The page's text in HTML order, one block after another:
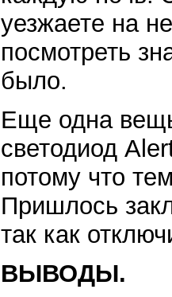
уезжаете на
посмотреть
было.
Еще одна
светодиод
потому что
Пришлось
так как
ВЫВОДЫ.